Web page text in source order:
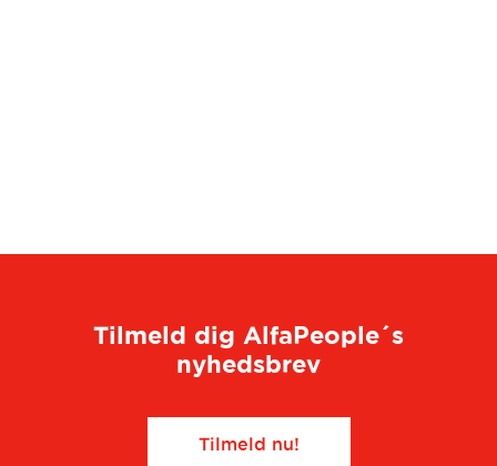
Tilmeld dig AlfaPeople´s
nyhedsbrev
Tilmeld nu!​